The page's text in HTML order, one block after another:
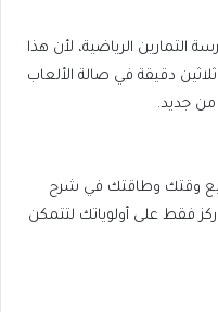
الرياضية، لأن هذا
دقيقة في صالة الألعاب
من جديد.
وقتك وطاقتك في شرح
فقط على أولوياتك لتتمكن